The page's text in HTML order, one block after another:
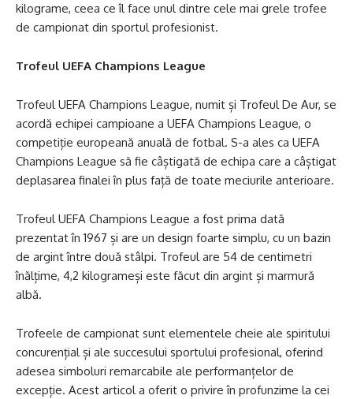
kilograme, ceea ce îl face unul dintre cele mai grele trofee
de campionat din sportul profesionist.
Trofeul UEFA Champions League
Trofeul UEFA Champions League, numit și Trofeul De Aur, se
acordă echipei campioane a UEFA Champions League, o
competiție europeană anuală de fotbal. S-a ales ca UEFA
Champions League să fie câștigată de echipa care a câștigat
deplasarea finalei în plus față de toate meciurile anterioare.
Trofeul UEFA Champions League a fost prima dată
prezentat în 1967 și are un design foarte simplu, cu un bazin
de argint între două stâlpi. Trofeul are 54 de centimetri
înălțime, 4,2 kilogrameși este făcut din argint și marmură
albă.
Trofeele de campionat sunt elementele cheie ale spiritului
concurențial și ale succesului sportului profesional, oferind
adesea simboluri remarcabile ale performanțelor de
excepție. Acest articol a oferit o privire în profunzime la cei